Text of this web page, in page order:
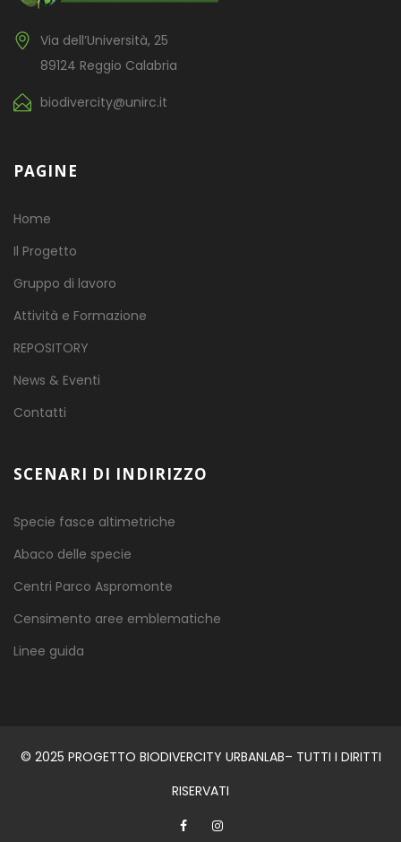
Via dell’Università, 25
89124 Reggio Calabria
biodivercity@unirc.it
PAGINE
Home
Il Progetto
Gruppo di lavoro
Attività e Formazione
REPOSITORY
News & Eventi
Contatti
SCENARI DI INDIRIZZO
Specie fasce altimetriche
Abaco delle specie
Centri Parco Aspromonte
Censimento aree emblematiche
Linee guida
© 2025 PROGETTO BIODIVERCITY URBANLAB– TUTTI I DIRITTI
RISERVATI